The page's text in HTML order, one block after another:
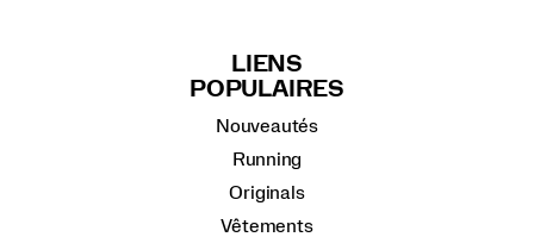
LIENS
POPULAIRES
Nouveautés
Running
Originals
Vêtements